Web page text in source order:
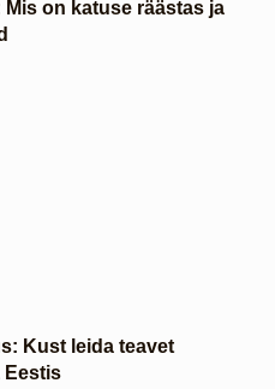
on katuse räästas ja
Kust leida teavet
Eestis